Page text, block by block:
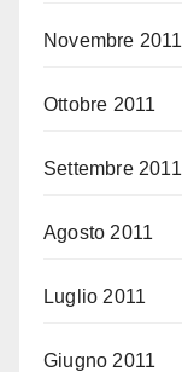
Novembre 2011
Ottobre 2011
Settembre 2011
Agosto 2011
Luglio 2011
Giugno 2011